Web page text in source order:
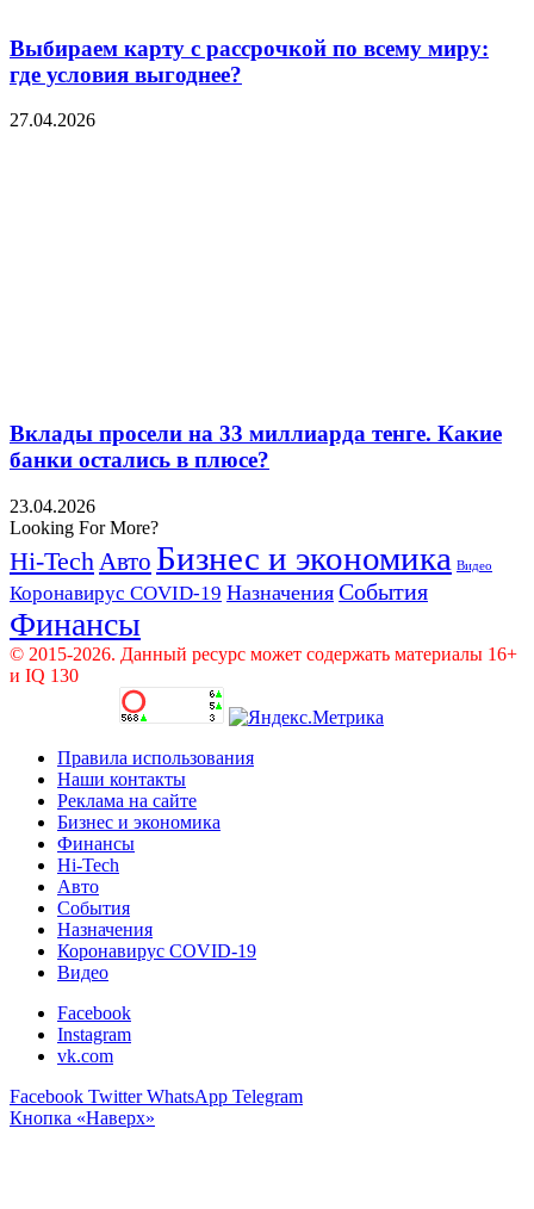
Выбираем карту с рассрочкой по всему миру:
где условия выгоднее?
27.04.2026
Вклады просели на 33 миллиарда тенге. Какие
банки остались в плюсе?
23.04.2026
Looking For More?
Hi-Tech Авто Бизнес и экономика Видео
Коронавирус COVID-19 Назначения События
Финансы
© 2015-2026. Данный ресурс может содержать материалы 16+
и IQ 130
Правила использования
Наши контакты
Реклама на сайте
Бизнес и экономика
Финансы
Hi-Tech
Авто
События
Назначения
Коронавирус COVID-19
Видео
Facebook
Instagram
vk.com
Facebook Twitter WhatsApp Telegram
Кнопка «Наверх»